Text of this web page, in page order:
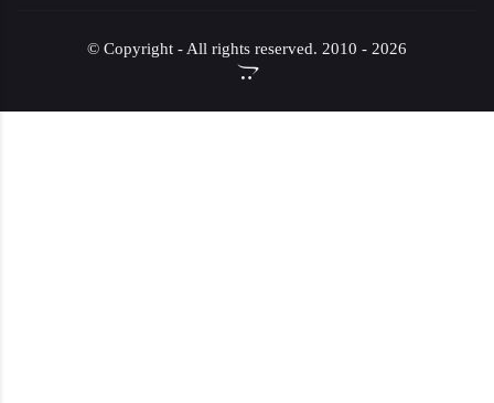
© Copyright - All rights reserved. 2010 - 2026